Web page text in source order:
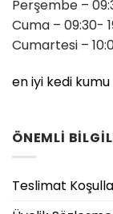
Perşembe –
Cuma – 09:30-
Cumartesi –
en iyi kedi kumu
ÖNEMLİ
Teslimat